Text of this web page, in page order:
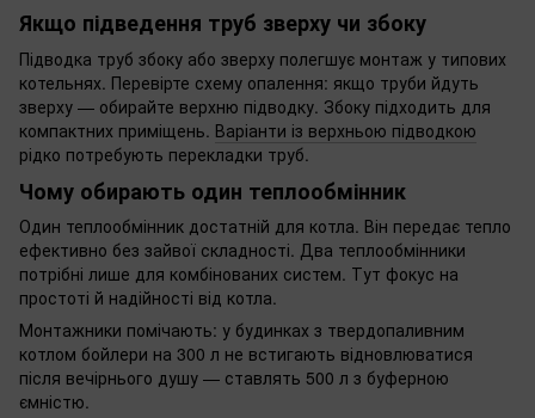
Якщо підведення труб зверху чи збоку
Підводка труб збоку або зверху полегшує монтаж у типових
котельнях. Перевірте схему опалення: якщо труби йдуть
зверху — обирайте верхню підводку. Збоку підходить для
компактних приміщень. Варіанти із верхньою підводкою
рідко потребують перекладки труб.
Чому обирають один теплообмінник
Один теплообмінник достатній для котла. Він передає тепло
ефективно без зайвої складності. Два теплообмінники
потрібні лише для комбінованих систем. Тут фокус на
простоті й надійності від котла.
Монтажники помічають: у будинках з твердопаливним
котлом бойлери на 300 л не встигають відновлюватися
після вечірнього душу — ставлять 500 л з буферною
ємністю.